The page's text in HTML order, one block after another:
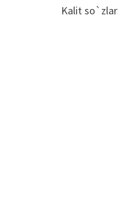
Kalit